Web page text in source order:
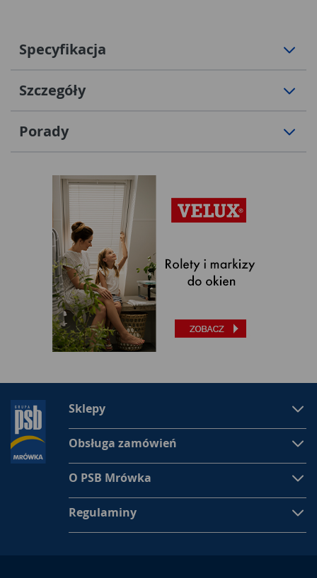
Specyfikacja
Szczegóły
Porady
Sklepy
Obsługa zamówień
O PSB Mrówka
Regulaminy